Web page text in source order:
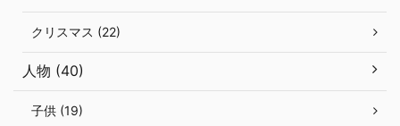
クリスマス (22)
人物 (40)
子供 (19)